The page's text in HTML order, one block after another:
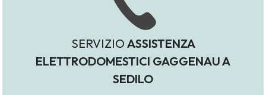
SERVIZIO ASSISTENZA
ELETTRODOMESTICI GAGGENAU A
SEDILO